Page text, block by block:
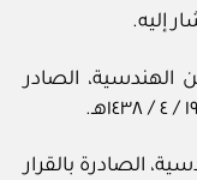
إليه.
الهندسية، الصادر
الصادرة بالقرار